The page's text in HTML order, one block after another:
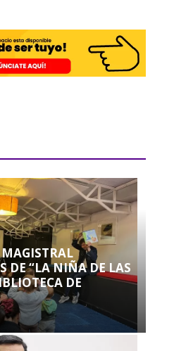
DE “LA NIÑA DE LAS
DE